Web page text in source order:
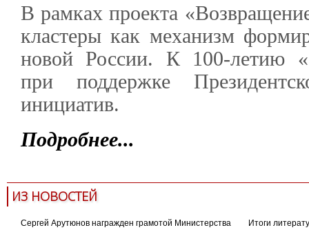
В рамках проекта
кластеры как механизм
новой России. К 100-летию
при поддержке
инициатив.
Подробнее...
ИЗ НОВОСТЕЙ
Сергей Арутюнов награжден грамотой Министерства
Итоги